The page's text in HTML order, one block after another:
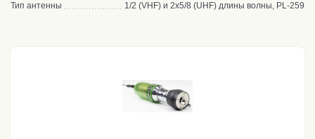
Тип антенны
1/2 (VHF) и 2х5/8 (UHF) длины волны, PL-259